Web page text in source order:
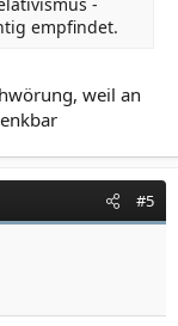
empfindet.
weil an
#5